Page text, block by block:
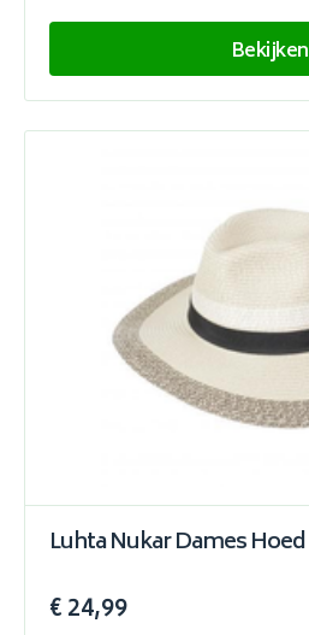
Bekijken
Luhta Nukar Dames Hoed
€ 24,99